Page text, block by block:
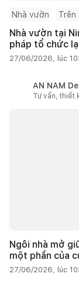
Nhà vườn Trên
Nhà vườn tại
pháp tổ chức
27/06/2026, lúc
AN NAM
Tư vấn, thiết
Ngôi nhà mở
một phần của
27/06/2026, lúc